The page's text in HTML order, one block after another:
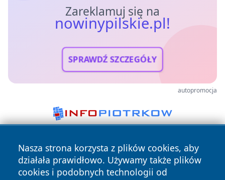
Zareklamuj się na
nowinypilskie.pl!
SPRAWDŹ SZCZEGÓŁY
autopromocja
Nasza strona korzysta z plików cookies, aby
działała prawidłowo. Używamy także plików
cookies i podobnych technologii od